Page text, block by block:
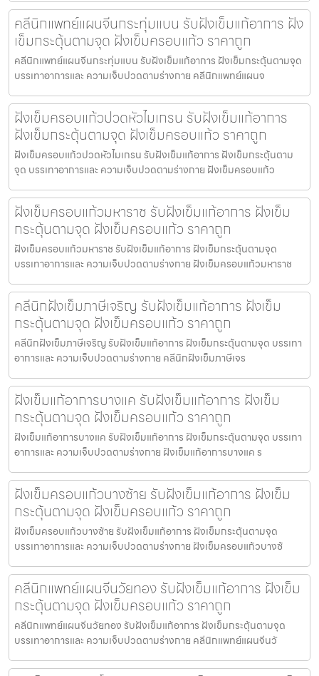
คลีนิกแพทย์แผนจีนกระทุ่มแบน รับฝังเข็มแก้อาการ ฝัง
เข็มกระตุ้นตามจุด ฝังเข็มครอบแก้ว ราคาถูก
คลีนิกแพทย์แผนจีนกระทุ่มแบน รับฝังเข็มแก้อาการ ฝังเข็มกระตุ้นตามจุด
บรรเทาอาการและ ความเจ็บปวดตามร่างกาย คลีนิกแพทย์แผนจ
ฝังเข็มครอบแก้วปวดหัวไมเกรน รับฝังเข็มแก้อาการ
ฝังเข็มกระตุ้นตามจุด ฝังเข็มครอบแก้ว ราคาถูก
ฝังเข็มครอบแก้วปวดหัวไมเกรน รับฝังเข็มแก้อาการ ฝังเข็มกระตุ้นตาม
จุด บรรเทาอาการและ ความเจ็บปวดตามร่างกาย ฝังเข็มครอบแก้ว
ฝังเข็มครอบแก้วมหาราช รับฝังเข็มแก้อาการ ฝังเข็ม
กระตุ้นตามจุด ฝังเข็มครอบแก้ว ราคาถูก
ฝังเข็มครอบแก้วมหาราช รับฝังเข็มแก้อาการ ฝังเข็มกระตุ้นตามจุด
บรรเทาอาการและ ความเจ็บปวดตามร่างกาย ฝังเข็มครอบแก้วมหาราช
คลีนิกฝังเข็มภาษีเจริญ รับฝังเข็มแก้อาการ ฝังเข็ม
กระตุ้นตามจุด ฝังเข็มครอบแก้ว ราคาถูก
คลีนิกฝังเข็มภาษีเจริญ รับฝังเข็มแก้อาการ ฝังเข็มกระตุ้นตามจุด บรรเทา
อาการและ ความเจ็บปวดตามร่างกาย คลีนิกฝังเข็มภาษีเจร
ฝังเข็มแก้อาการบางแค รับฝังเข็มแก้อาการ ฝังเข็ม
กระตุ้นตามจุด ฝังเข็มครอบแก้ว ราคาถูก
ฝังเข็มแก้อาการบางแค รับฝังเข็มแก้อาการ ฝังเข็มกระตุ้นตามจุด บรรเทา
อาการและ ความเจ็บปวดตามร่างกาย ฝังเข็มแก้อาการบางแค ร
ฝังเข็มครอบแก้วบางซ้าย รับฝังเข็มแก้อาการ ฝังเข็ม
กระตุ้นตามจุด ฝังเข็มครอบแก้ว ราคาถูก
ฝังเข็มครอบแก้วบางซ้าย รับฝังเข็มแก้อาการ ฝังเข็มกระตุ้นตามจุด
บรรเทาอาการและ ความเจ็บปวดตามร่างกาย ฝังเข็มครอบแก้วบางซ้
คลีนิกแพทย์แผนจีนวัยทอง รับฝังเข็มแก้อาการ ฝังเข็ม
กระตุ้นตามจุด ฝังเข็มครอบแก้ว ราคาถูก
คลีนิกแพทย์แผนจีนวัยทอง รับฝังเข็มแก้อาการ ฝังเข็มกระตุ้นตามจุด
บรรเทาอาการและ ความเจ็บปวดตามร่างกาย คลีนิกแพทย์แผนจีนวั